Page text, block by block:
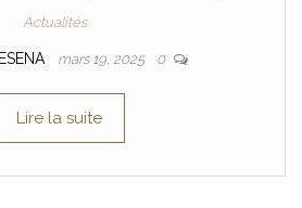
Actualités
mars 19, 2025 0
Lire la suite